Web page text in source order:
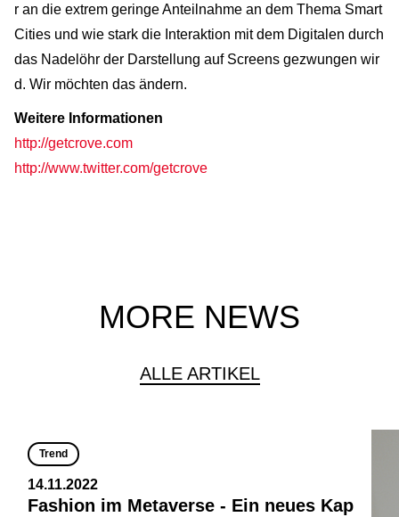
r an die extrem geringe Anteilnahme an dem Thema Smart
Cities und wie stark die Interaktion mit dem Digitalen durch
das Nadelöhr der Darstellung auf Screens gezwungen wir
d. Wir möchten das ändern.
Weitere Informationen
http://getcrove.com
http://www.twitter.com/getcrove
MORE NEWS
ALLE ARTIKEL
Trend
14.11.2022
Fashion im Metaverse - Ein neues Kap